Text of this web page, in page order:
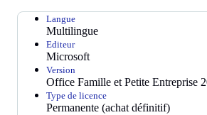
Langue
Multilingue
Editeur
Microsoft
Version
Office Famille et Petite Entreprise
Type de licence
Permanente (achat définitif)